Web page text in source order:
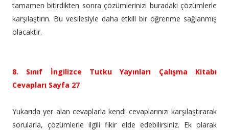
tamamen bitirdikten sonra çözümlerinizi buradaki çözümlerle
karşılaştırın. Bu vesilesiyle daha etkili bir öğrenme sağlanmış
olacaktır.
8. Sınıf İngilizce Tutku Yayınları Çalışma Kitabı
Cevapları Sayfa 27
Yukarıda yer alan cevaplarla kendi cevaplarınızı karşılaştırarak
sorularla, çözümlerle ilgili fikir elde edebilirsiniz. Ek olarak